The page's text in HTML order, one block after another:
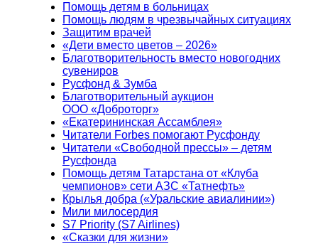
Помощь детям в больницах
Помощь людям в чрезвычайных ситуациях
Защитим врачей
«Дети вместо цветов – 2026»
Благотворительность вместо новогодних
сувениров
Русфонд & Зумба
Благотворительный аукцион
ООО «Доброторг»
«Екатерининская Ассамблея»
Читатели Forbes помогают Русфонду
Читатели «Свободной прессы» – детям
Русфонда
Помощь детям Татарстана от «Клуба
чемпионов» сети АЗС «Татнефть»
Крылья добра («Уральские авиалинии»)
Мили милосердия
S7 Priority (S7 Airlines)
«Сказки для жизни»